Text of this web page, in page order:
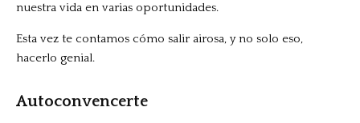
nuestra vida en varias oportunidades.
Esta vez te contamos cómo salir airosa, y no solo eso,
hacerlo genial.
Autoconvencerte